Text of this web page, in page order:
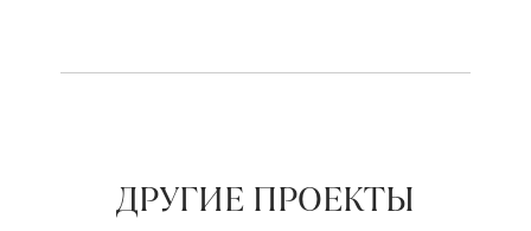
ДРУГИЕ ПРОЕКТЫ